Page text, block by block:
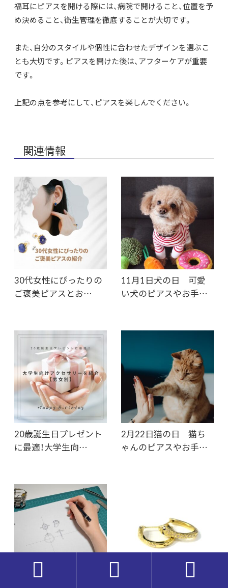
福耳にピアスを開ける際には、病院で開けること、位置を予
め決めること、衛生管理を徹底することが大切です。
また、自分のスタイルや個性に合わせたデザインを選ぶこ
とも大切です。ピアスを開けた後は、アフターケアが重要
です。
上記の点を参考にして、ピアスを楽しんでください。
関連情報
30代女性にぴったりの
ご褒美ピアスとお…
11月1日犬の日 可愛
い犬のピアスやお手…
20歳誕生日プレゼント
に最適！大学生向…
2月22日猫の日 猫ち
ゃんのピアスやお手…
  